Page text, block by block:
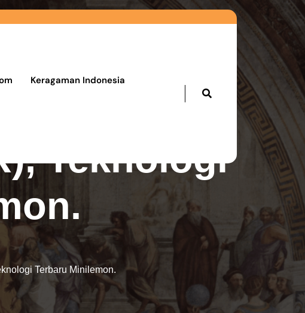
Keragaman Indonesia
Teknologi
Terbaru Minilemon.